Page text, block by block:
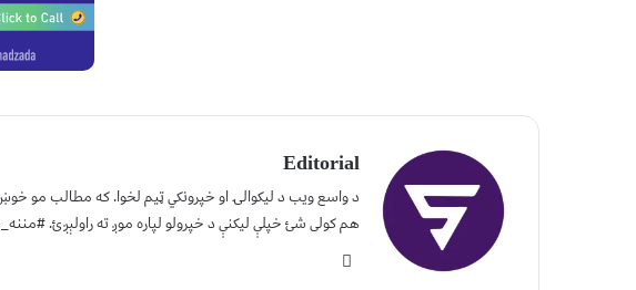
Editorial
د واسع ویب د لیکوالۍ او خپرونکي ټیم لخوا. که مطالب مو
هم کولی شئ خپلې لیکنې د خپرولو لپاره موږ ته راولېږئ.